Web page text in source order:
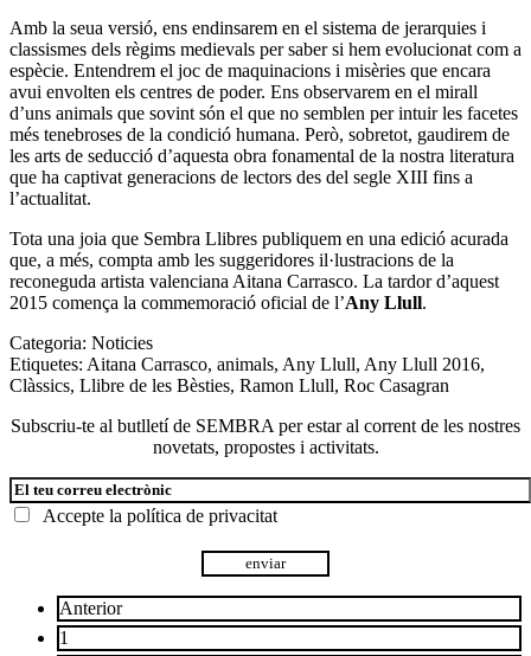
Amb la seua versió, ens endinsarem en el sistema de jerarquies i
classismes dels règims medievals per saber si hem evolucionat com a
espècie. Entendrem el joc de maquinacions i misèries que encara
avui envolten els centres de poder. Ens observarem en el mirall
d’uns animals que sovint són el que no semblen per intuir les facetes
més tenebroses de la condició humana. Però, sobretot, gaudirem de
les arts de seducció d’aquesta obra fonamental de la nostra literatura
que ha captivat generacions de lectors des del segle XIII fins a
l’actualitat.
Tota una joia que Sembra Llibres publiquem en una edició acurada
que, a més, compta amb les suggeridores il·lustracions de la
reconeguda artista valenciana Aitana Carrasco. La tardor d’aquest
2015 comença la commemoració oficial de l’Any Llull.
Categoria: Noticies
Etiquetes: Aitana Carrasco, animals, Any Llull, Any Llull 2016,
Clàssics, Llibre de les Bèsties, Ramon Llull, Roc Casagran
Subscriu-te al butlletí de SEMBRA per estar al corrent de les nostres
novetats, propostes i activitats.
Accepte la política de privacitat
Paginació
Anterior
1